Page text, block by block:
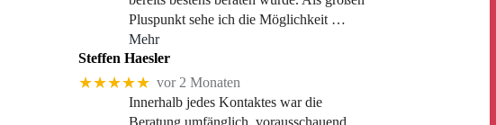
Pluspunkt sehe ich die Möglichkeit …
Mehr
Steffen Haesler
★★★★★ vor 2 Monaten
Innerhalb jedes Kontaktes war die
Beratung umfänglich, vorausschauend